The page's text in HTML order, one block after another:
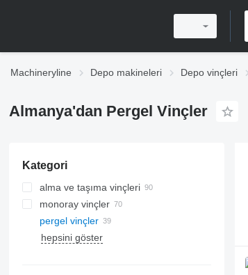
Machineryline Depo makineleri Depo vinçleri
Almanya'dan Pergel Vinçler
Kategori
alma ve taşıma vinçleri
monoray vinçler
pergel vinçler
hepsini göster